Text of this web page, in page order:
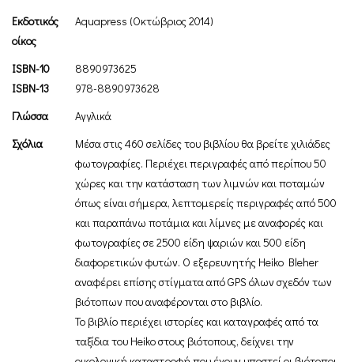
Εκδοτικός
οίκος
Aquapress (Οκτώβριος 2014)
ISBN-10
ISBN-13
8890973625
978-8890973628
Γλώσσα
Αγγλικά
Σχόλια
Μέσα στις 460 σελίδες του βιβλίου θα βρείτε χιλιάδες
φωτογραφίες. Περιέχει περιγραφές από περίπου 50
χώρες και την κατάσταση των λιμνών και ποταμών
όπως είναι σήμερα, λεπτομερείς περιγραφές από 500
και παραπάνω ποτάμια και λίμνες με αναφορές και
φωτογραφίες σε 2500 είδη ψαριών και 500 είδη
διαφορετικών φυτών. Ο εξερευνητής Heiko Bleher
αναφέρει επίσης στίγματα από GPS όλων σχεδόν των
βιότοπων που αναφέρονται στο βιβλίο.
Το βιβλίο περιέχει ιστορίες και καταγραφές από τα
ταξίδια του Heiko στους βιότοπους, δείχνει την